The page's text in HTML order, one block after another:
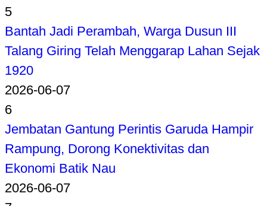
5
Bantah Jadi Perambah, Warga Dusun III
Talang Giring Telah Menggarap Lahan Sejak
1920
2026-06-07
6
Jembatan Gantung Perintis Garuda Hampir
Rampung, Dorong Konektivitas dan
Ekonomi Batik Nau
2026-06-07